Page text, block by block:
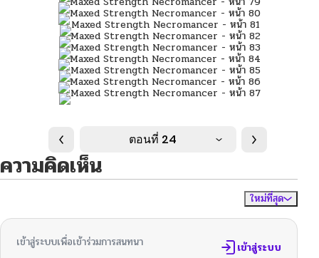
ตอนที่ 24
ความคิดเห็น
ใหม่ที่สุด
เข้าสู่ระบบเพื่อเข้าร่วมการสนทนา เข้าสู่ระบบ